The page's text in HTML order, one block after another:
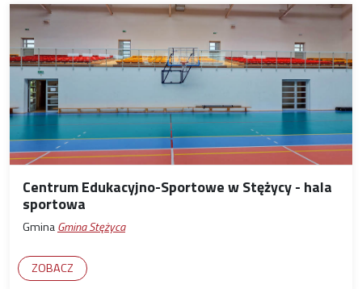
Centrum Edukacyjno-Sportowe w Stężycy - hala
sportowa
GminaGmina Stężyca
ZOBACZ